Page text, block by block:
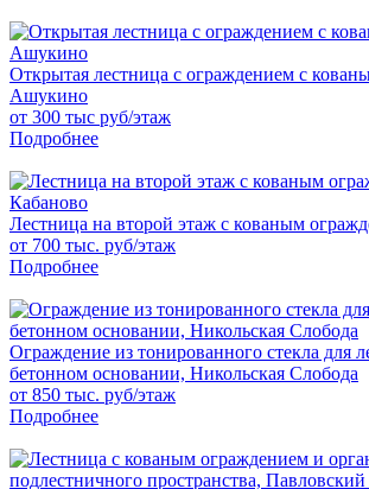
Открытая лестница с ограждением с
Ашукино
от 300 тыс руб/этаж
Подробнее
Лестница на второй этаж с кованым
от 700 тыс. руб/этаж
Подробнее
Ограждение из тонированного стекла для
бетонном основании, Никольская Слобода
от 850 тыс. руб/этаж
Подробнее